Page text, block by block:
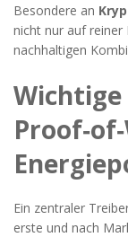
Besondere an
nicht nur auf reiner
nachhaltigen
Ein zentraler
erste und nach